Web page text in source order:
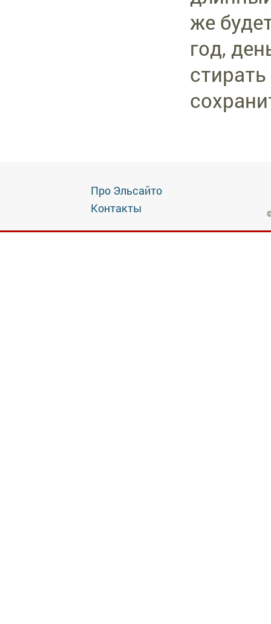
же
год,
Про Эльсайто
Контакты